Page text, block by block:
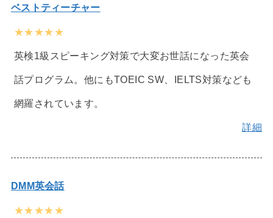
ベストティーチャー
★★★★★
英検1級スピーキング対策で大変お世話になった英会
話プログラム。他にもTOEIC SW、IELTS対策なども
網羅されています。
詳細
DMM英会話
★★★★★